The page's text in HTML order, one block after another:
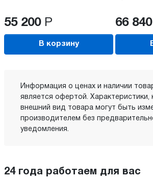
55 200 Р
В корзину
66 840
Информация о ценах и наличии
является офертой. Характеристики,
внешний вид товара могут быть
производителем без
уведомления.
24 года работаем для вас